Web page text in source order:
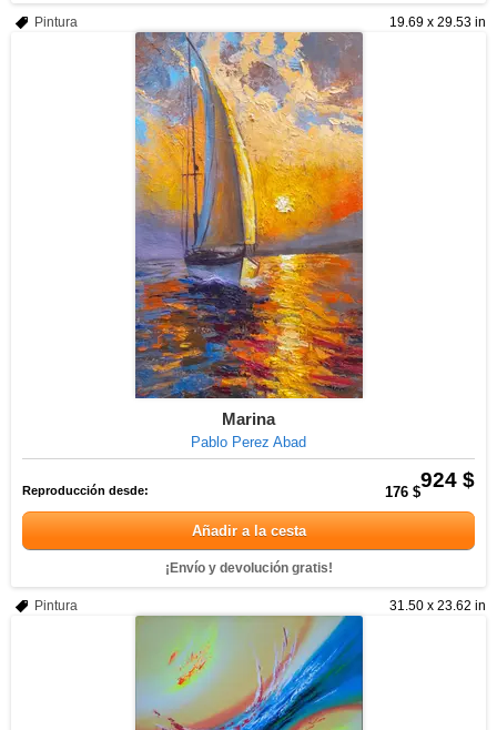
19.69 x 29.53 in
Pintura
Marina
Pablo Perez Abad
924 $
Reproducción desde: 176 $
Añadir a la cesta
¡Envío y devolución gratis!
31.50 x 23.62 in
Pintura